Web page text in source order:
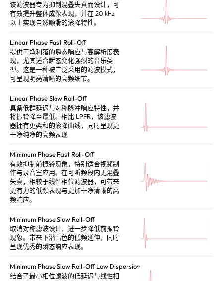
该滤波器专为抑制混叠失真而设计，可
有效提升整体成像表现，并在 20 kHz
以上实现自然顺滑的滚降特性。
Linear Phase Fast Roll-Off
提供干净利落的瞬态响应与高解析度表
现，尤其适合瞬态变化强烈的音乐类
型。这是一种被广泛采用的滤波模式，
可呈现明亮清晰的高频细节。
Linear Phase Slow Roll-Off
具备低群延迟与对称脉冲响应特性，并
将振铃降至最低。相比 LPFR，该滤波
器拥有更柔和的滚降曲线，同时呈现更
干净纯净的高频表现
Minimum Phase Fast Roll-Off
有效抑制前振铃现象，特别适合视频制
作与录音室应用。在可听频段内无混叠
失真，相较于线性相位滤波器，可带来
更有力的低频表现与更加干净清晰的高
频响应。
Minimum Phase Slow Roll-Off
取消对称滤波设计，进一步降低前振铃
现象。带来下潜出色的低频延伸，同时
呈现优秀的瞬态响应表现。
Minimum Phase Slow Roll-Off Low Dispersion
结合了最小相位滤波的低延迟与线性相